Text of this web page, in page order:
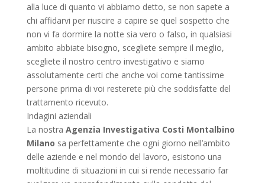
alla luce di quanto vi abbiamo detto, se non sapete a
chi affidarvi per riuscire a capire se quel sospetto che
non vi fa dormire la notte sia vero o falso, in qualsiasi
ambito abbiate bisogno, scegliete sempre il meglio,
scegliete il nostro centro investigativo e siamo
assolutamente certi che anche voi come tantissime
persone prima di voi resterete più che soddisfatte del
trattamento ricevuto.
Indagini aziendali
La nostra Agenzia Investigativa Costi Montalbino
Milano sa perfettamente che ogni giorno nell’ambito
delle aziende e nel mondo del lavoro, esistono una
moltitudine di situazioni in cui si rende necessario far